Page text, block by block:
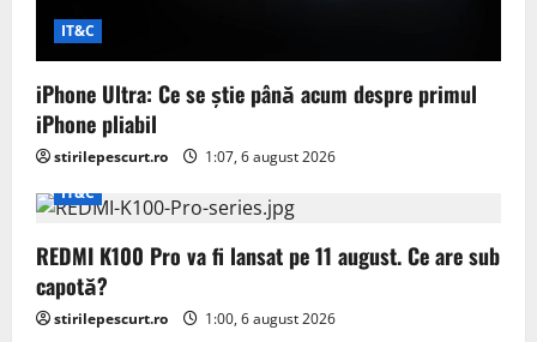
IT&C
iPhone Ultra: Ce se știe până acum despre primul
iPhone pliabil
stirilepescurt.ro
1:07, 6 august 2026
IT&C
REDMI K100 Pro va fi lansat pe 11 august. Ce are sub
capotă?
stirilepescurt.ro 1:00, 6 august 2026